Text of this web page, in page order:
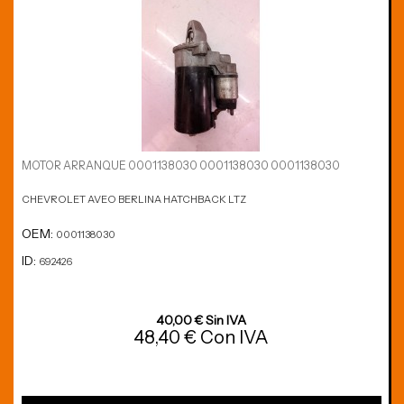
MOTOR ARRANQUE 0001138030 0001138030 0001138030
CHEVROLET AVEO BERLINA HATCHBACK LTZ
OEM: 0001138030
ID: 692426
40,00 € Sin IVA
48,40 € Con IVA